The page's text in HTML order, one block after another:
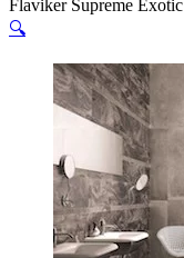
Flaviker Supreme Exotic
🔍